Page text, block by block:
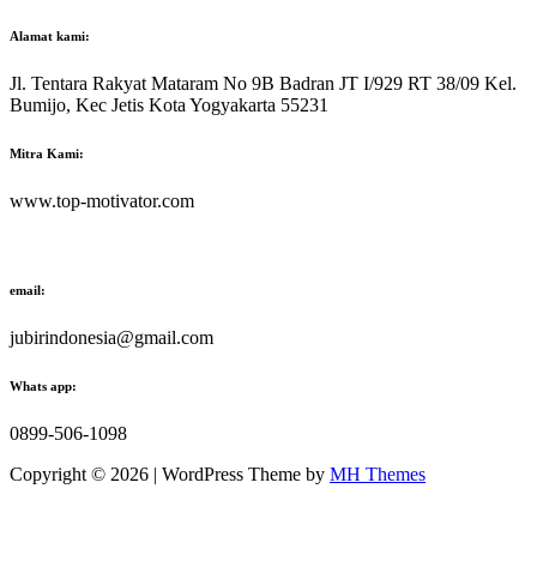
Alamat kami:
Jl. Tentara Rakyat Mataram No 9B Badran JT I/929 RT 38/09 Kel.
Bumijo, Kec Jetis Kota Yogyakarta 55231
Mitra Kami:
www.top-motivator.com
email:
jubirindonesia@gmail.com
Whats app:
0899-506-1098
Copyright © 2026 | WordPress Theme by MH Themes